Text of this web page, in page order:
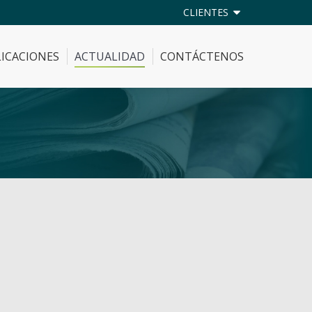
CLIENTES
ACTUALIDAD CONTÁCTENOS
ACTUALIDAD CONTÁCTENOS